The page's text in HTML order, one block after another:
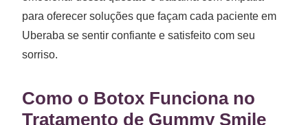
para oferecer soluções que façam cada paciente em
Uberaba se sentir confiante e satisfeito com seu
sorriso.
Como o Botox Funciona no
Tratamento de Gummy Smile